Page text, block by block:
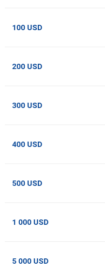
100 USD
200 USD
300 USD
400 USD
500 USD
1 000 USD
5 000 USD